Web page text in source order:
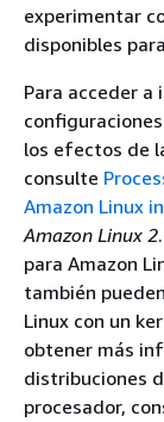
experimentar
disponibles
Para acceder
los efectos de
consulte
Amazon Linux
Amazon Linux 2
para Amazon
también
Linux con un
obtener más
distribuciones
procesador,